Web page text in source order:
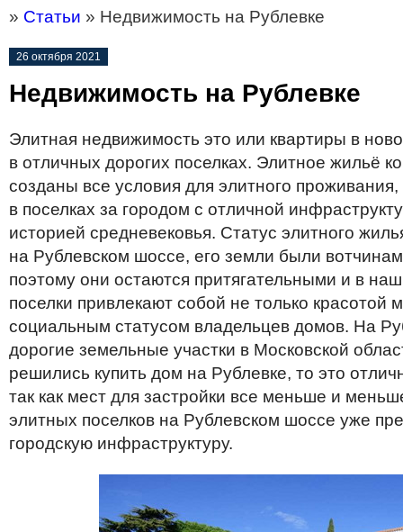
» Статьи » Недвижимость на Рублевке
26 октября 2021
Недвижимость на Рублевке
Элитная недвижимость это или квартиры в
в отличных дорогих поселках. Элитное жильё
созданы все условия для элитного
в поселках за городом с отличной
историей средневековья. Статус элитного
на Рублевском шоссе, его земли были
поэтому они остаются притягательными и в
поселки привлекают собой не только красотой
социальным статусом владельцев домов. На
дорогие земельные участки в Московской
решились купить дом на Рублевке, то это
так как мест для застройки все меньше и
элитных поселков на Рублевском шоссе уже
городскую инфраструктуру.